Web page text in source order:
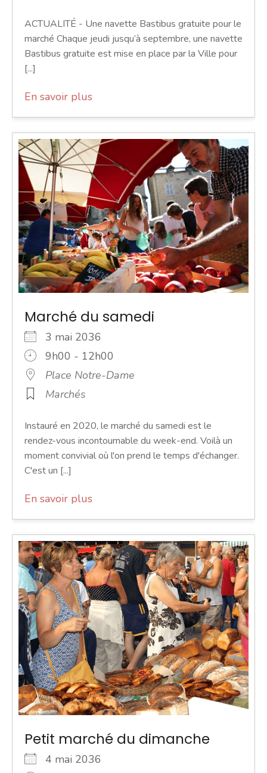
ACTUALITÉ - Une navette Bastibus gratuite pour le
marché Chaque jeudi jusqu’à septembre, une navette
Bastibus gratuite est mise en place par la Ville pour
[...]
En savoir plus
Marché du samedi
3 mai 2036
9h00 - 12h00
Place Notre-Dame
Marchés
Instauré en 2020, le marché du samedi est le
rendez-vous incontournable du week-end. Voilà un
moment convivial où l'on prend le temps d'échanger.
C'est un [...]
En savoir plus
Petit marché du dimanche
4 mai 2036